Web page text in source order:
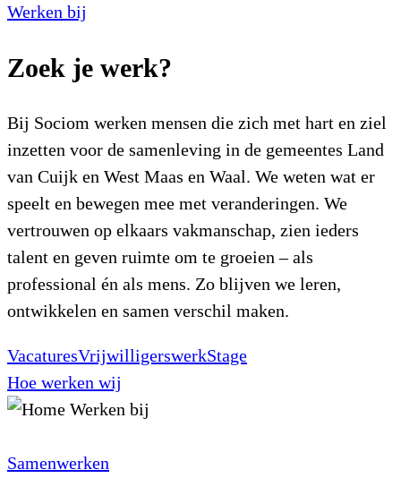
Werken bij
Zoek je werk?
Bij Sociom werken mensen die zich met hart en ziel
inzetten voor de samenleving in de gemeentes Land
van Cuijk en West Maas en Waal. We weten wat er
speelt en bewegen mee met veranderingen. We
vertrouwen op elkaars vakmanschap, zien ieders
talent en geven ruimte om te groeien – als
professional én als mens. Zo blijven we leren,
ontwikkelen en samen verschil maken.
VacaturesVrijwilligerswerkStage
Hoe werken wij
Samenwerken